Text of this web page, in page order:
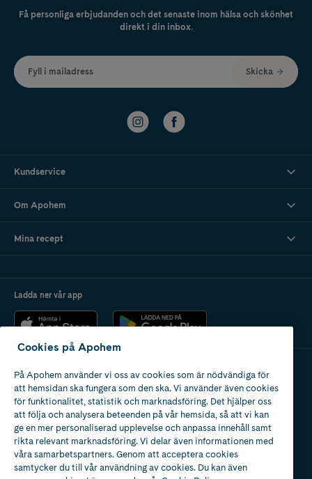
Få personliga erbjudanden och det senaste inom hälsa och skönhet
direkt i din inbox.
Fyll i mailadress Skicka
Kundservice
Om Apohem
Mina recept
Ladda ner vår app
Apotek med tillstånd
av Läkemedelsverket
2024
Cookies på Apohem
På Apohem använder vi oss av cookies som är nödvändiga för
att hemsidan ska fungera som den ska. Vi använder även cookies
för funktionalitet, statistik och marknadsföring. Det hjälper oss
att följa och analysera beteenden på vår hemsida, så att vi kan
ge en mer personaliserad upplevelse och anpassa innehåll samt
rikta relevant marknadsföring. Vi delar även informationen med
våra samarbetspartners. Genom att acceptera cookies
samtycker du till vår användning av cookies. Du kan även